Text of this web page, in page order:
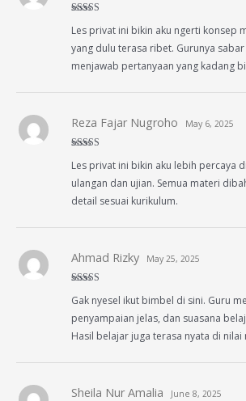
of 5
Les privat ini bikin aku ngerti konsep
yang dulu terasa ribet. Gurunya
menjawab pertanyaan yang kadang
of 5
Reza Fajar Nugroho May 6, 2025
Les privat ini bikin aku lebih percaya
ulangan dan ujian. Semua materi
detail sesuai kurikulum.
of 5
Ahmad Rizky May 25, 2025
Gak nyesel ikut bimbel di sini. Guru
penyampaian jelas, dan suasana
Hasil belajar juga terasa nyata di nilai
Sheila Nur Amalia June 8, 2025